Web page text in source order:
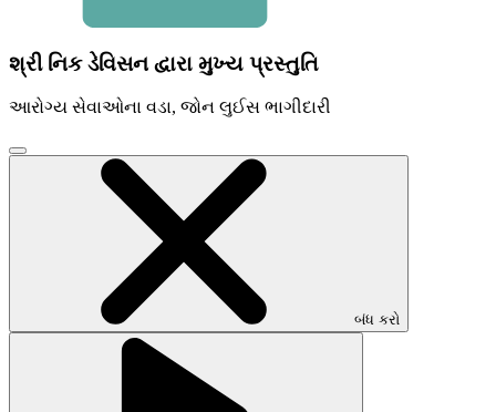
શ્રી નિક ડેવિસન દ્વારા મુખ્ય પ્રસ્તુતિ
આરોગ્ય સેવાઓના વડા, જોન લુઈસ ભાગીદારી
વિડિઓ
બંધ કરો